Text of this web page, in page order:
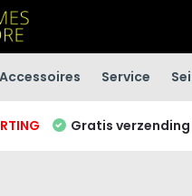
Accessoires Service
Gratis verzending